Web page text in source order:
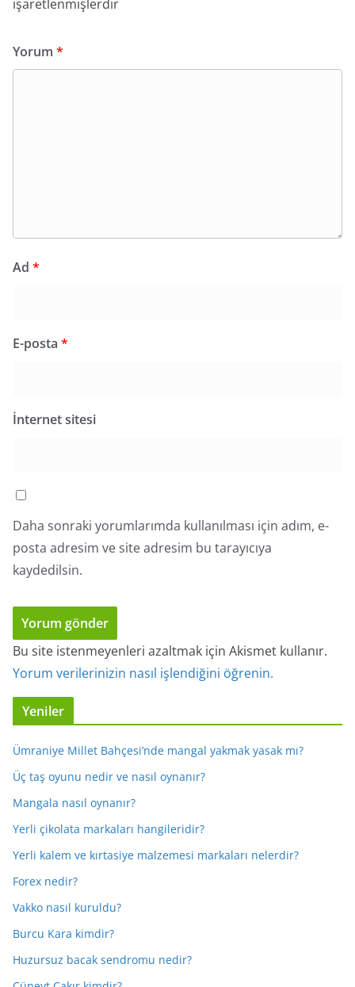
işaretlenmişlerdir
Yorum *
Ad *
E-posta *
İnternet sitesi
Daha sonraki yorumlarımda kullanılması için adım, e-
posta adresim ve site adresim bu tarayıcıya
kaydedilsin.
Bu site istenmeyenleri azaltmak için Akismet kullanır.
Yorum verilerinizin nasıl işlendiğini öğrenin.
Yeniler
Ümraniye Millet Bahçesi’nde mangal yakmak yasak mı?
Üç taş oyunu nedir ve nasıl oynanır?
Mangala nasıl oynanır?
Yerli çikolata markaları hangileridir?
Yerli kalem ve kırtasiye malzemesi markaları nelerdir?
Forex nedir?
Vakko nasıl kuruldu?
Burcu Kara kimdir?
Huzursuz bacak sendromu nedir?